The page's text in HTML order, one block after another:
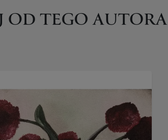
OD TEGO AUTORA